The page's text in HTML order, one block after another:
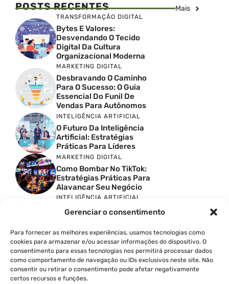
Gerenciar o consentimento
Para fornecer as melhores experiências, usamos tecnologias como
cookies para armazenar e/ou acessar informações do dispositivo. O
consentimento para essas tecnologias nos permitirá processar dados
como comportamento de navegação ou IDs exclusivos neste site. Não
consentir ou retirar o consentimento pode afetar negativamente
certos recursos e funções.
POSTS RECENTES Mais
TRANSFORMAÇÃO DIGITAL
Bytes E Valores:
Desvendando O Tecido
Digital Da Cultura
Organizacional Moderna
MARKETING DIGITAL
Desbravando O Caminho
Para O Sucesso: O Guia
Essencial Do Funil De
Vendas Para Autônomos
INTELIGÊNCIA ARTIFICIAL
O Futuro Da Inteligência
Artificial: Estratégias
Práticas Para Líderes
MARKETING DIGITAL
Como Bombar No TikTok:
Estratégias Práticas Para
Alavancar Seu Negócio
INTELIGÊNCIA ARTIFICIAL
ChatGPT: Como Líderes E
Empreendedores Podem
Com IA
INTELIGÊNCIA ARTIFICIAL
Como A IA No Trabalho
Está Revolucionando Os
Negócios Em 2025